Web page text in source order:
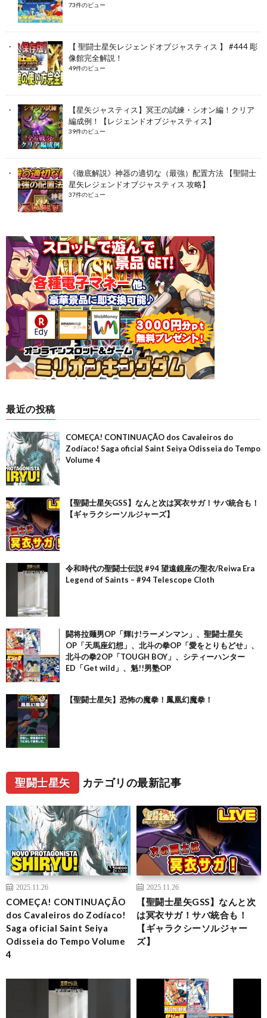
73件のビュー
【 聖闘士星矢レジェンドオブジャスティス 】 #444 彫
像館完全解説！
49件のビュー
【星矢ジャスティス】冥王の試練・シオン編！クリア
編成例！【レジェンドオブジャスティス】
39件のビュー
《徹底解説》神器の適切な（最強）配置方法 【聖闘士
星矢レジェンドオブジャスティス 攻略】
37件のビュー
最近の投稿
COMEÇA! CONTINUAÇÃO dos Cavaleiros do
Zodíaco! Saga oficial Saint Seiya Odisseia do Tempo
Volume 4
【聖闘士星矢GSS】なんと次は冥衣サガ！サバ統合も！
【ギャラクシーソルジャーズ】
令和時代の聖闘士伝説 #94 望遠鏡座の聖衣/Reiwa Era
Legend of Saints – #94 Telescope Cloth
闘将拉麺男OP「輝け!ラーメンマン」、聖闘士星矢
OP「天馬座幻想」、北斗の拳OP「愛をとりもどせ」、
北斗の拳2OP「TOUGH BOY」、シティーハンター
ED「Get wild」、魁!!男塾OP
【聖闘士星矢】恐怖の魔拳！鳳凰幻魔拳！
聖闘士星矢 カテゴリの最新記事
2025.11.26
COMEÇA! CONTINUAÇÃO
dos Cavaleiros do Zodíaco!
Saga oficial Saint Seiya
Odisseia do Tempo Volume
4
2025.11.26
【聖闘士星矢GSS】なんと次
は冥衣サガ！サバ統合も！
【ギャラクシーソルジャー
ズ】